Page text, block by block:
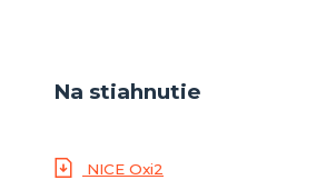
Na stiahnutie
NICE Oxi2